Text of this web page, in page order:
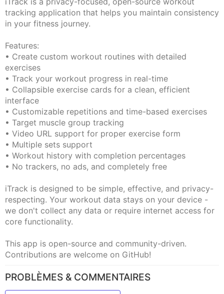
tracking application that helps you maintain consistency
in your fitness journey.
Features:
• Create custom workout routines with detailed
exercises
• Track your workout progress in real-time
• Collapsible exercise cards for a clean, efficient
interface
• Customizable repetitions and time-based exercises
• Target muscle group tracking
• Video URL support for proper exercise form
• Multiple sets support
• Workout history with completion percentages
• No trackers, no ads, and completely free
iTrack is designed to be simple, effective, and privacy-
respecting. Your workout data stays on your device -
we don't collect any data or require internet access for
core functionality.
This app is open-source and community-driven.
Contributions are welcome on GitHub!
PROBLÈMES & COMMENTAIRES